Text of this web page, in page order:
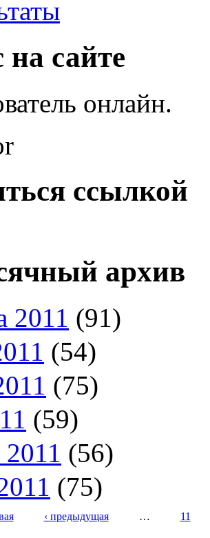
на сайте
онлайн.
ссылкой
архив
2011 (91)
(54)
(75)
(59)
2011 (56)
(75)
‹ предыдущая … 11